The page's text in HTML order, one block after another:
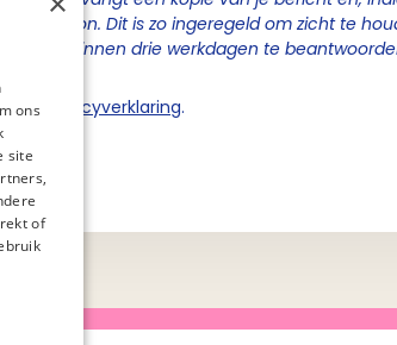
Dit is zo ingeregeld om zicht te
binnen drie werkdagen te
de privacyverklaring.
ons
site
of